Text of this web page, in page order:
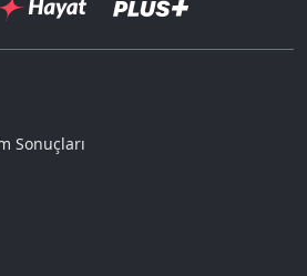
Sonuçları